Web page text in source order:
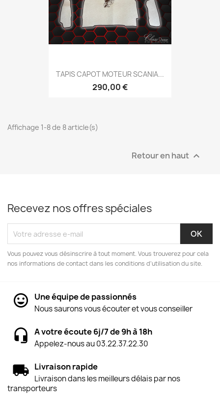
TAPIS CAPOT MOTEUR SCANIA...
290,00 €
Affichage 1-8 de 8 article(s)
Retour en haut 
Recevez nos offres spéciales
Vous pouvez vous désinscrire à tout moment. Vous trouverez pour cela
nos informations de contact dans les conditions d'utilisation du site.
Une équipe de passionnés
Nous saurons vous écouter et vous conseiller
A votre écoute 6j/7 de 9h à 18h
Appelez-nous au 03.22.37.22.30
Livraison rapide
Livraison dans les meilleurs délais par nos
transporteurs